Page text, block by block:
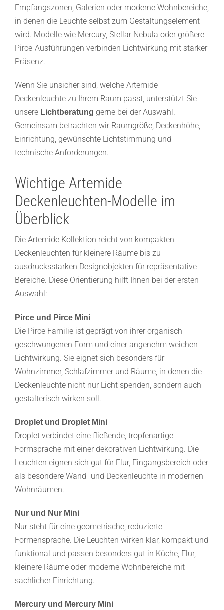
Empfangszonen, Galerien oder moderne Wohnbereiche,
in denen die Leuchte selbst zum Gestaltungselement
wird. Modelle wie Mercury, Stellar Nebula oder größere
Pirce-Ausführungen verbinden Lichtwirkung mit starker
Präsenz.
Wenn Sie unsicher sind, welche Artemide
Deckenleuchte zu Ihrem Raum passt, unterstützt Sie
unsere Lichtberatung gerne bei der Auswahl.
Gemeinsam betrachten wir Raumgröße, Deckenhöhe,
Einrichtung, gewünschte Lichtstimmung und
technische Anforderungen.
Wichtige Artemide
Deckenleuchten-Modelle im
Überblick
Die Artemide Kollektion reicht von kompakten
Deckenleuchten für kleinere Räume bis zu
ausdrucksstarken Designobjekten für repräsentative
Bereiche. Diese Orientierung hilft Ihnen bei der ersten
Auswahl:
Pirce und Pirce Mini
Die Pirce Familie ist geprägt von ihrer organisch
geschwungenen Form und einer angenehm weichen
Lichtwirkung. Sie eignet sich besonders für
Wohnzimmer, Schlafzimmer und Räume, in denen die
Deckenleuchte nicht nur Licht spenden, sondern auch
gestalterisch wirken soll.
Droplet und Droplet Mini
Droplet verbindet eine fließende, tropfenartige
Formsprache mit einer dekorativen Lichtwirkung. Die
Leuchten eignen sich gut für Flur, Eingangsbereich oder
als besondere Wand- und Deckenleuchte in modernen
Wohnräumen.
Nur und Nur Mini
Nur steht für eine geometrische, reduzierte
Formensprache. Die Leuchten wirken klar, kompakt und
funktional und passen besonders gut in Küche, Flur,
kleinere Räume oder moderne Wohnbereiche mit
sachlicher Einrichtung.
Mercury und Mercury Mini